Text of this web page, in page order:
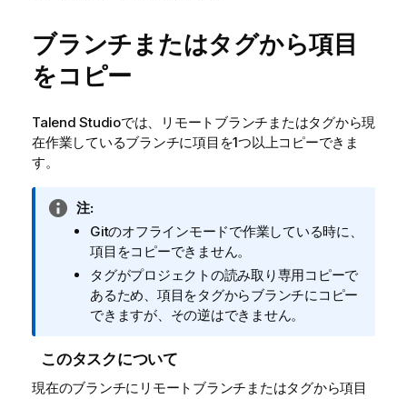
ブランチまたはタグから項目
をコピー
Talend Studioでは、リモートブランチまたはタグから現
在作業しているブランチに項目を1つ以上コピーできま
す。
情
報
注:
Gitのオフラインモードで作業している時に、
項目をコピーできません。
タグがプロジェクトの読み取り専用コピーで
あるため、項目をタグからブランチにコピー
できますが、その逆はできません。
このタスクについて
現在のブランチにリモートブランチまたはタグから項目